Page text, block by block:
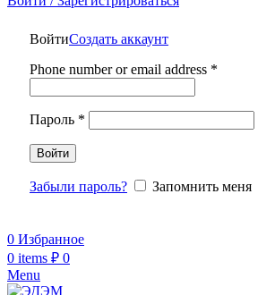
ВойтиСоздать аккаунт
Phone number or email address *
Пароль *
Войти
Забыли пароль? Запомнить меня
0 Избранное
0 items ₽ 0
Menu